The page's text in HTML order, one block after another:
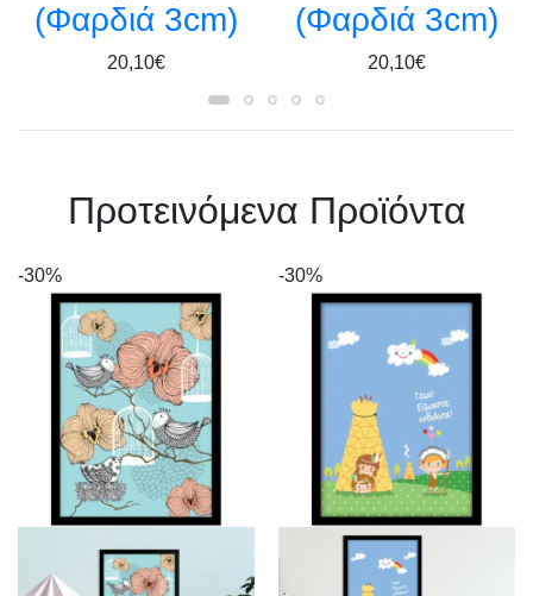
(Φαρδιά 3cm)
20,10€
(Φαρδιά 3cm)
20,10€
Πρoτεινόμενα Προϊόντα
-30% -30%